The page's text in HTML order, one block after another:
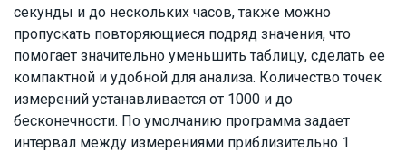
секунды и до нескольких часов, также можно
пропускать повторяющиеся подряд значения, что
помогает значительно уменьшить таблицу, сделать ее
компактной и удобной для анализа. Количество точек
измерений устанавливается от 1000 и до
бесконечности. По умолчанию программа задает
интервал между измерениями приблизительно 1